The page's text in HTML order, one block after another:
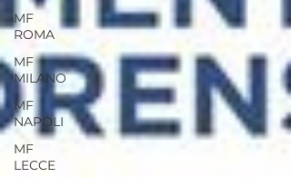
MF
ROMA
MF
MILANO
MF
NAPOLI
MF
LECCE